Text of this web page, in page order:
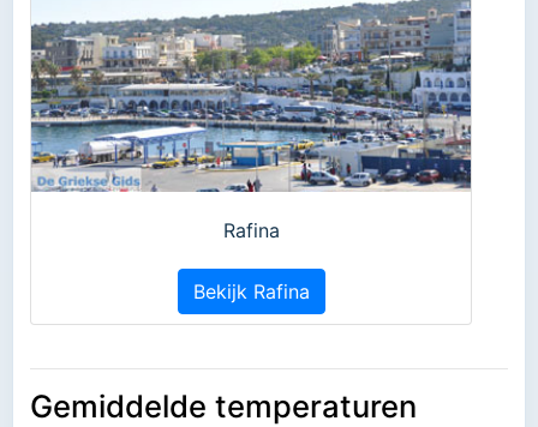
Rafina
Bekijk Rafina
Gemiddelde temperaturen